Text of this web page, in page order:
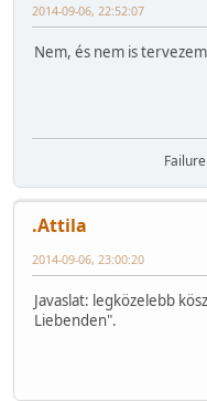
2014-09-06, 22:52:07
Nem, és nem is
.Attila
2014-09-06, 23:00:20
Javaslat: legközelebb
Liebenden".